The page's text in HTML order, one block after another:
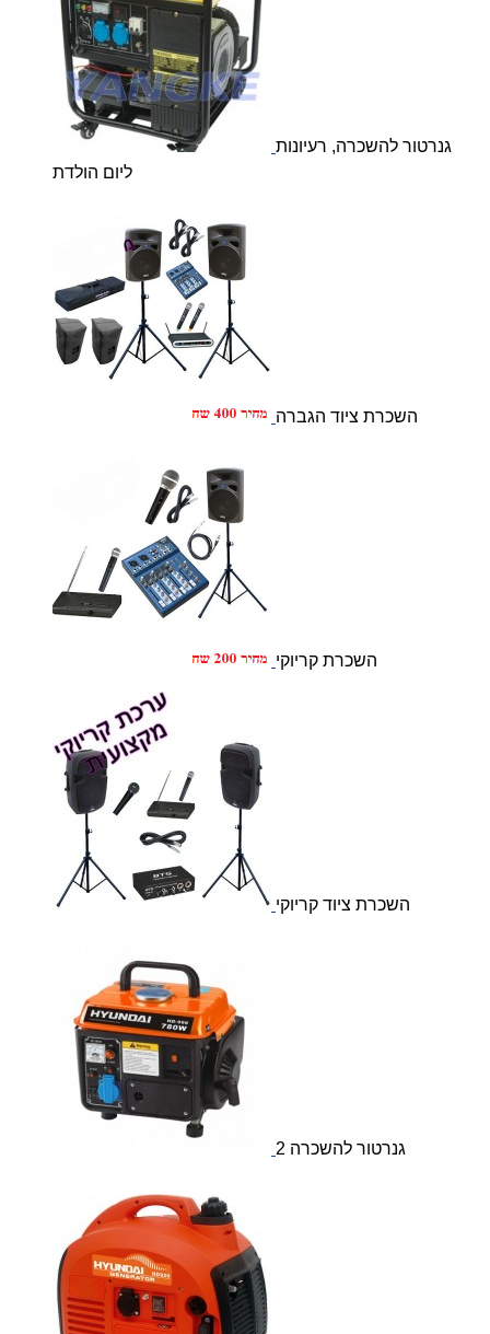
גנרטור להשכרה, רעיונות
ליום הולדת
השכרת ציוד הגברה
השכרת קריוקי
השכרת ציוד קריוקי
גנרטור להשכרה 2